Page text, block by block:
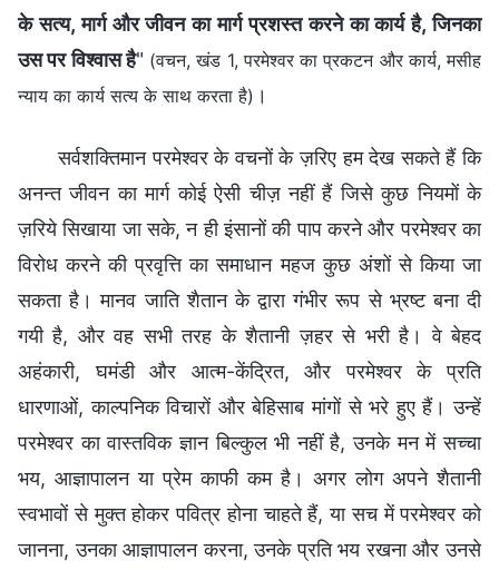
के सत्य, मार्ग और जीवन का मार्ग प्रशस्त करने का कार्य है, जिनका
उस पर विश्वास है" (वचन, खंड 1, परमेश्वर का प्रकटन और कार्य, मसीह
न्याय का कार्य सत्य के साथ करता है) ।
सर्वशक्तिमान परमेश्‍वर के वचनों के ज़रिए हम देख सकते हैं कि
अनन्‍त जीवन का मार्ग कोई ऐसी चीज़ नहीं हैं जिसे कुछ नियमों के
ज़रिये सिखाया जा सके, न ही इंसानों की पाप करने और परमेश्‍वर का
विरोध करने की प्रवृत्ति का समाधान महज कुछ अंशों से किया जा
सकता है। मानव जाति शैतान के द्वारा गंभीर रूप से भ्रष्‍ट बना दी
गयी है, और वह सभी तरह के शैतानी ज़हर से भरी है। वे बेहद
अहंकारी, घमंडी और आत्‍म-केंद्रित, और परमेश्‍वर के प्रति
धारणाओं, काल्‍पनिक विचारों और बेहिसाब मांगों से भरे हुए हैं। उन्‍हें
परमेश्‍वर का वास्‍तविक ज्ञान बिल्‍कुल भी नहीं है, उनके मन में सच्‍चा
भय, आज्ञापालन या प्रेम काफी कम है। अगर लोग अपने शैतानी
स्वभावों से मुक्‍त होकर पवित्र होना चाहते हैं, या सच में परमेश्वर को
जानना, उनका आज्ञापालन करना, उनके प्रति भय रखना और उनसे